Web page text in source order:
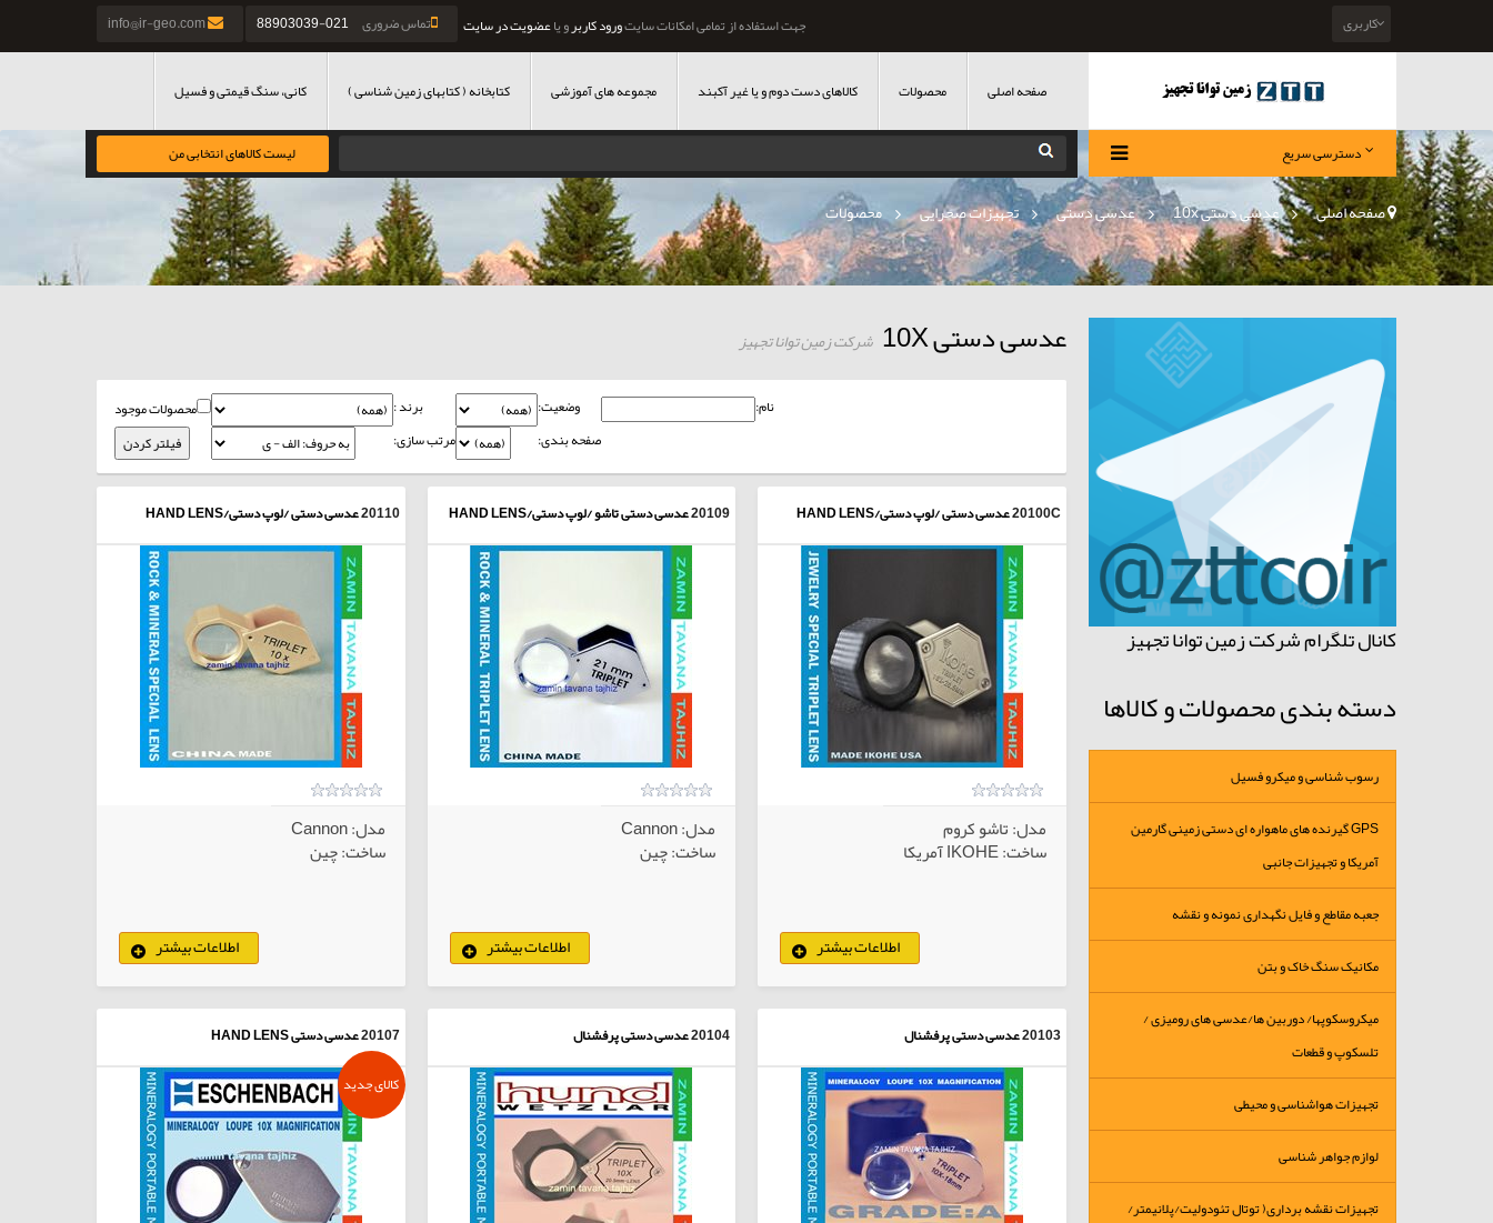
تماس ضروری 021-88903039 جهت استفاده از تمامی امکانات سایتورود کاربرو یاعضویت در سایت کاربری
صفحه اصلی محصولات کالاهای دست دوم و یا غیر آکبند مجموعه های آموزشی کتابخانه ( کتابهای زمین شناسی ) کانی، سنگ قیمتی و فسیل
دسترسی سریع لیست کالاهای انتخابی من
صفحه اصلی > عدسی دستی 10x » عدسی دستی » تجهیزات صحرایی » محصولات
کانال تلگرام شرکت زمین توانا تجهیز
دسته بندی محصولات و کالاها
رسوب شناسی و میکرو فسیل
GPS گیرنده های ماهواره ای دستی زمینی گارمین
آمریکا و تجهیزات جانبی
جعبه مقاطع و فایل نگهداری نمونه و نقشه
مکانیک سنگ خاک و بتن
میکروسکوپها/ دوربین ها/عدسی های رومیزی /
تلسکوپ و قطعات
تجهیزات هواشناسی و محیطی
لوازم جواهر شناسی
تجهیزات نقشه برداری( توتال تئودولیت/پلانیمتر/
عدسی دستی 10X شرکت زمین توانا تجهیز
نام: وضعیت: برند :
محصولات موجود
صفحه بندی:
مرتب سازی:
20100Cعدسی دستی /لوپ دستی/HAND LENS
مدل: تاشو کروم
ساخت: IKOHE آمریکا
اطلاعات بیشتر
20109عدسی دستی تاشو /لوپ دستی/HAND LENS
مدل: Cannon
ساخت: چین
اطلاعات بیشتر کالاهای انتخابی
20110عدسی دستی /لوپ دستی/HAND LENS
مدل: Cannon
ساخت: چین
اطلاعات بیشتر کالاهای انتخابی
20103عدسی دستی پرفشنال 20104عدسی دستی پرفشنال 20107عدسی دستی HAND LENS
کالای جدید